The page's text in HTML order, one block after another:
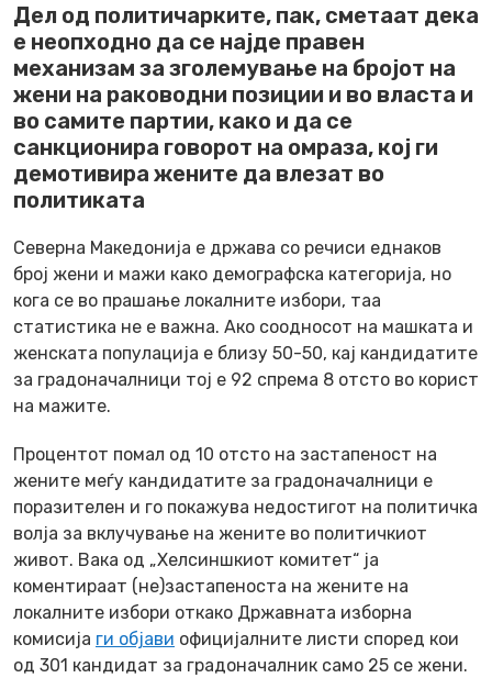
Дел од политичарките, пак, сметаат дека
е неопходно да се најде правен
механизам за зголемување на бројот на
жени на раководни позиции и во власта и
во самите партии, како и да се
санкционира говорот на омраза, кој ги
демотивира жените да влезат во
политиката
Северна Македонија е држава со речиси еднаков
број жени и мажи како демографска категорија, но
кога се во прашање локалните избори, таа
статистика не е важна. Ако соодносот на машката и
женската популација е близу 50-50, кај кандидатите
за градоначалници тој е 92 спрема 8 отсто во корист
на мажите.
Процентот помал од 10 отсто на застапеност на
жените меѓу кандидатите за градоначалници е
поразителен и го покажува недостигот на политичка
волја за вклучување на жените во политичкиот
живот. Вака од „Хелсиншкиот комитет“ ја
коментираат (не)застапеноста на жените на
локалните избори откако Државната изборна
комисија ги објави официјалните листи според кои
од 301 кандидат за градоначалник само 25 се жени.